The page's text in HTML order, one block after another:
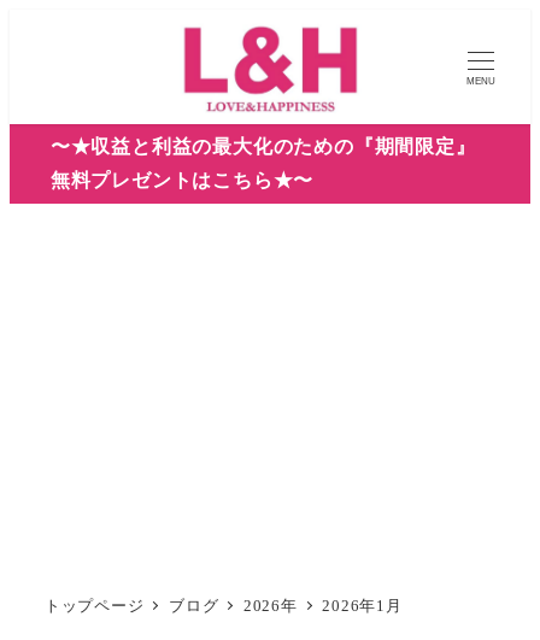
コ
MENU
〜★収益と利益の最大化のための『期間限定』
無料プレゼントはこちら★〜
トップページ ブログ 2026年 2026年1月